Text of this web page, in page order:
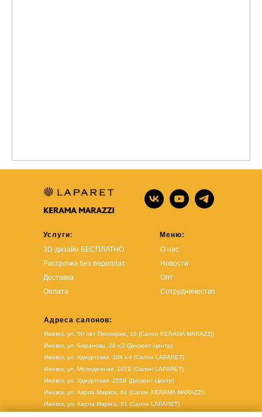
Услуги:
3D-дизайн БЕСПЛАТНО
Рассрочка без переплат
Доставка
Оплата
Меню:
О нас
Новости
Опт
Сотрудничество
Адреса салонов:
Ижевск, ул. 50 лет Пионерии, 18 (Салон KERAMA MARAZZI)
Ижевск, ул. Баранова, 26 к.2 (Дисконт-Центр)
Ижевск, ул. Удмуртская, 304 к.4 (Салон LAPARET)
Ижевск, ул. Молодежная, 107Б (Салон LAPARET)
Ижевск, ул. Удмуртская, 255В (Дисконт-Центр)
Ижевск, ул. Карла Маркса, 61 (Салон KERAMA MARAZZI)
Ижевск, ул. Карла Маркса, 61 (Салон LAPARET)